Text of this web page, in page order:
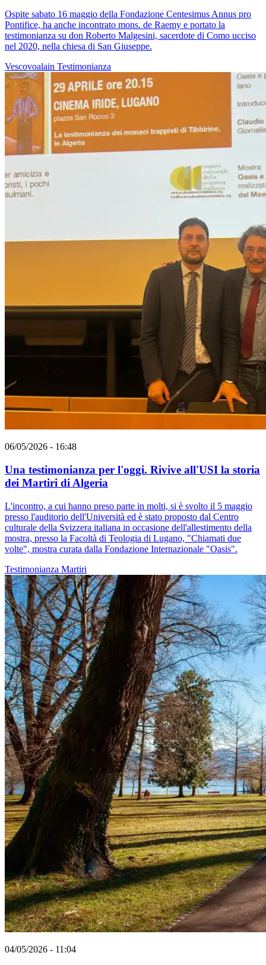
Ospite sabato 16 maggio della Fondazione Centesimus Annus pro
Pontifice, ha anche incontrato mons. de Raemy e portato la
testimonianza su don Roberto Malgesini, sacerdote di Como ucciso
nel 2020, nella chiesa di San Giuseppe.
Vescovoalain Testimonianza
06/05/2026 - 16:48
Una testimonianza per l'oggi. Rivive all'USI la storia
dei Martiri di Algeria
L'incontro, a cui hanno preso parte in molti, si è svolto il 5 maggio
presso l'auditorio dell'Università ed è stato proposto dal Centro
culturale della Svizzera italiana in occasione dell'allestimento della
mostra, presso la Facoltà di Teologia di Lugano, "Chiamati due
volte", mostra curata dalla Fondazione Internazionale "Oasis".
Testimonianza Martiri
04/05/2026 - 11:04